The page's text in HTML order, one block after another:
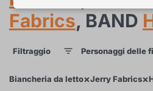
Fabrics, BAND
Filtraggio Personaggi delle
Biancheria da letto×Jerry Fabrics×